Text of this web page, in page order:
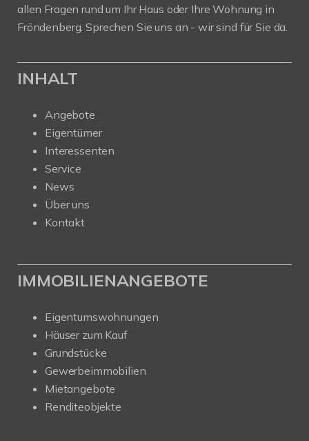
allen Fragen rund um Ihr Haus oder Ihre Wohnung in
Fröndenberg. Sprechen Sie uns an - wir sind für Sie da.
INHALT
Angebote
Eigentümer
Interessenten
Service
News
Über uns
Kontakt
IMMOBILIENANGEBOTE
Eigentumswohnungen
Häuser zum Kauf
Grundstücke
Gewerbeimmobilien
Mietangebote
Renditeobjekte